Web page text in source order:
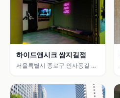
하이드앤시크 쌈지길점
서울특별시 종로구 인사동길 44